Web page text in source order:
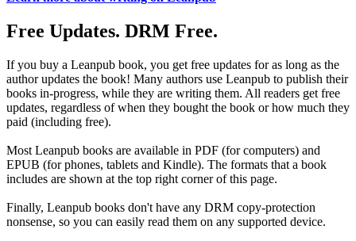
Free Updates. DRM Free.
If you buy a Leanpub book, you get free updates for as long as the
author updates the book! Many authors use Leanpub to publish their
books in-progress, while they are writing them. All readers get free
updates, regardless of when they bought the book or how much they
paid (including free).
Most Leanpub books are available in PDF (for computers) and
EPUB (for phones, tablets and Kindle). The formats that a book
includes are shown at the top right corner of this page.
Finally, Leanpub books don't have any DRM copy-protection
nonsense, so you can easily read them on any supported device.